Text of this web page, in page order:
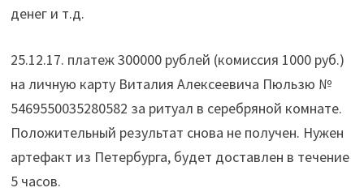
денег и т.д.
25.12.17. платеж 300000 рублей (комиссия 1000 руб.)
на личную карту Виталия Алексеевича Пюльзю №
5469550035280582 за ритуал в серебряной комнате.
Положительный результат снова не получен. Нужен
артефакт из Петербурга, будет доставлен в течение
5 часов.